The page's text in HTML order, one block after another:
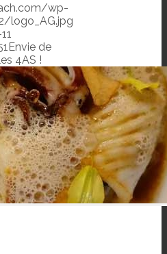
wp-
logo_AG.jpg
Envie de
4AS !